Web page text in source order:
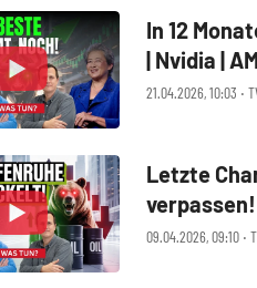
21.04.2026, 10:03 ‧
In 12
| Nvidia |
09.04.2026, 09:10 ‧
Letzte
100, Meta,